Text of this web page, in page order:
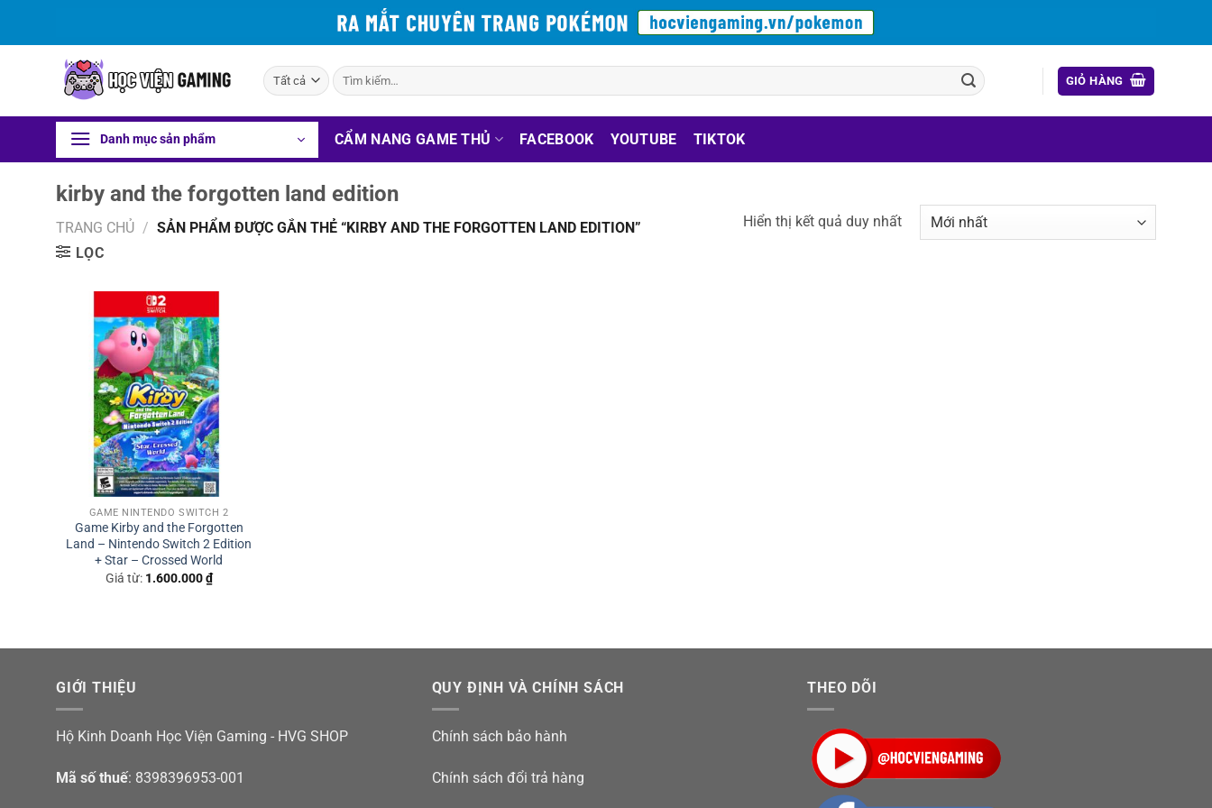
Tìm
kiếm:
GIỎ HÀNG
Danh mục sản phẩm CẨM NANG GAME THỦ FACEBOOK YOUTUBE TIKTOK
kirby and the forgotten land edition
TRANG CHỦ / SẢN PHẨM ĐƯỢC GẮN THẺ “KIRBY AND THE FORGOTTEN LAND EDITION”
LỌC
Hiển thị kết quả duy nhất
GAME NINTENDO SWITCH 2
Game Kirby and the Forgotten
Land – Nintendo Switch 2 Edition
+ Star – Crossed World
Giá từ: 1.600.000₫
GIỚI THIỆU
Hộ Kinh Doanh Học Viện Gaming - HVG SHOP
Mã số thuế: 8398396953-001
QUY ĐỊNH VÀ CHÍNH SÁCH
Chính sách bảo hành
Chính sách đổi trả hàng
THEO DÕI